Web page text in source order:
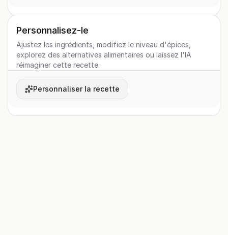
Personnalisez-le
Ajustez les ingrédients, modifiez le niveau d'épices,
explorez des alternatives alimentaires ou laissez l'IA
réimaginer cette recette.
Personnaliser la recette